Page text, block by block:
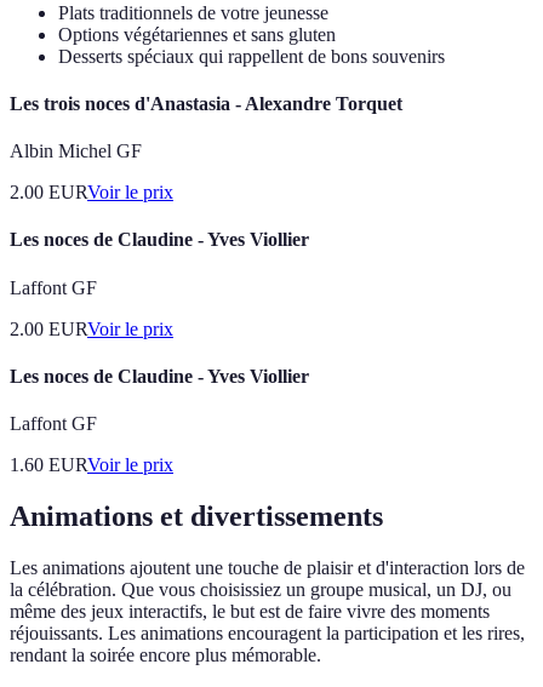
Plats traditionnels de votre jeunesse
Options végétariennes et sans gluten
Desserts spéciaux qui rappellent de bons souvenirs
Les trois noces d'Anastasia - Alexandre Torquet
Albin Michel GF
2.00 EURVoir le prix
Les noces de Claudine - Yves Viollier
Laffont GF
2.00 EURVoir le prix
Les noces de Claudine - Yves Viollier
Laffont GF
1.60 EURVoir le prix
Animations et divertissements
Les animations ajoutent une touche de plaisir et d'interaction lors de
la célébration. Que vous choisissiez un groupe musical, un DJ, ou
même des jeux interactifs, le but est de faire vivre des moments
réjouissants. Les animations encouragent la participation et les rires,
rendant la soirée encore plus mémorable.